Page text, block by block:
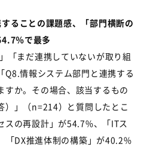
ることの課題感、「部門横断の
％で最多
「まだ連携していないが取り組
Q8.情報システム部門と連携する
すか。その場合、該当するもの
）」（n=214）と質問したとこ
スの再設計」が54.7%、「ITス
「DX推進体制の構築」が40.2%